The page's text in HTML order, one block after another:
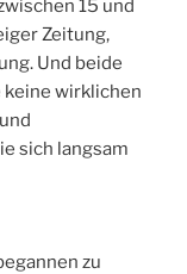
15 und
Zeitung,
Und beide
keine wirklichen
sich langsam
zu